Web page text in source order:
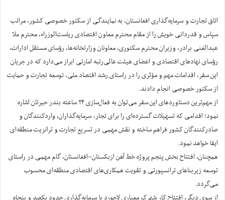
اتاق تجارت و سرمایه‌گذاری افغانستان، به نمایندگی از سکتور خصوصی کشور، مراتب
سپاس و قدردانی خویش را از مقام محترم معاون اقتصادی ریاست‌الوزراء، محترم ملا
عبدالغنی برادر، وزیران محترم سکتوری، معاونان وزارتخانه‌ها، رؤسای مستقل ادارات،
رؤسای نهادهای اقتصادی و اعضای هیئت عالی‌رتبه امارتی ابراز می‌دارد که در جریان
این سفر، اقدامات مهم و مؤثری را در راستای رشد اقتصاد ملی، توسعه تجارت و حمایت
از سکتور خصوصی انجام دادند.
از مهم‌ترین دستاوردهای این سفر می‌توان به فعال‌سازی ۲۴ ساعته بندر حیرتان اشاره
نمود؛ اقدامی که تسهیلات گسترده‌ای را برای تجار، سرمایه‌گذاران، واردکنندگان و
صادرکنندگان کشور فراهم ساخته و نقش مهمی در تسریع تجارت و ترانزیت منطقه‌ای
ایفا خواهد نمود.
همچنان، افتتاح بخش پنجم پروژه خط آهن ازبکستان–افغانستان، گام مهمی در راستای
توسعه زیربناهای ترانسپورتی و تقویت همکاری‌های اقتصادی منطقه‌ای محسوب
می‌گردد.
از سوی دیگر، افتتاح کار شهرک معیاری لاجورد با سرمایه‌گذاری حدود یکصد و پنجاه